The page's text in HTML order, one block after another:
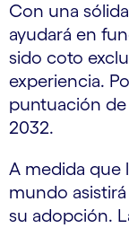
Con una
ayudará en
sido coto
experiencia.
puntuación de
2032.
A medida que
mundo
su adopción.